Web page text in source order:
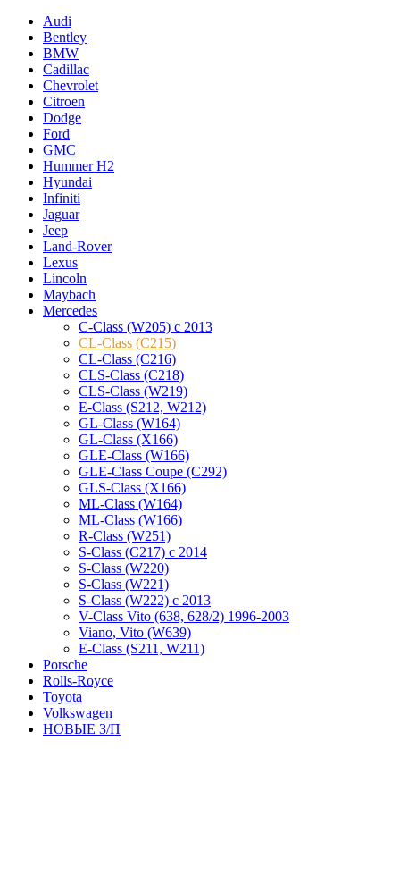
Audi
Bentley
BMW
Cadillac
Chevrolet
Citroen
Dodge
Ford
GMC
Hummer H2
Hyundai
Infiniti
Jaguar
Jeep
Land-Rover
Lexus
Lincoln
Maybach
Mercedes
C-Class (W205) с 2013
CL-Class (C215)
CL-Class (C216)
CLS-Class (C218)
CLS-Class (W219)
E-Class (S212, W212)
GL-Class (W164)
GL-Class (X166)
GLE-Class (W166)
GLE-Class Coupe (C292)
GLS-Class (X166)
ML-Class (W164)
ML-Class (W166)
R-Class (W251)
S-Class (C217) с 2014
S-Class (W220)
S-Class (W221)
S-Class (W222) с 2013
V-Class Vito (638, 628/2) 1996-2003
Viano, Vito (W639)
Е-Class (S211, W211)
Porsche
Rolls-Royce
Toyota
Volkswagen
НОВЫЕ З/П